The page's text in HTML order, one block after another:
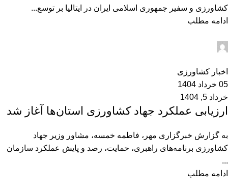
کشاورزی و سفیر جمهوری اسلامی ایران در ایتالیا بر توسع...
ادامه مطلب
اخبار کشاورزی
05 خرداد 1404
خرداد 5, 1404
ارزیابی عملکرد جهاد کشاورزی استان‌ها آغاز شد
به گزارش خبرگزاری مهر، فاطمه خمسه، مشاور وزیر جهاد
کشاورزی برنامه‌های راهبری، حمایت، رصد و پایش عملکرد سازمان
...
ادامه مطلب